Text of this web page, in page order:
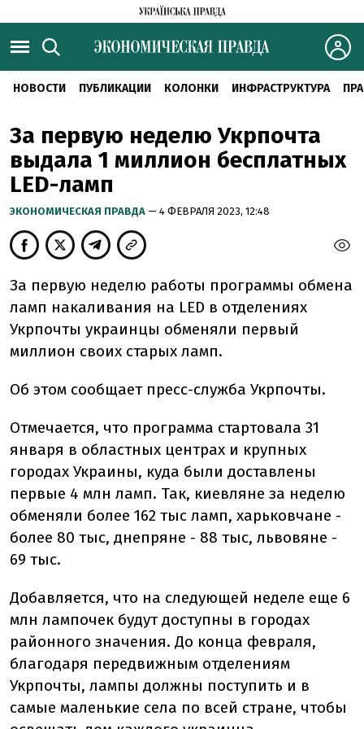
НОВОСТИ ПУБЛИКАЦИИ КОЛОНКИ ИНФРАСТРУКТУРА
За первую неделю Укрпочта
выдала 1 миллион бесплатных
LED-ламп
ЭКОНОМИЧЕСКАЯ ПРАВДА — 4 ФЕВРАЛЯ 2023, 12:48
За первую неделю работы программы обмена
ламп накаливания на LED в отделениях
Укрпочты украинцы обменяли первый
миллион своих старых ламп.
Об этом сообщает пресс-служба Укрпочты.
Отмечается, что программа стартовала 31
января в областных центрах и крупных
городах Украины, куда были доставлены
первые 4 млн ламп. Так, киевляне за неделю
обменяли более 162 тыс ламп, харьковчане -
более 80 тыс, днепряне - 88 тыс, львовяне -
69 тыс.
Добавляется, что на следующей неделе еще 6
млн лампочек будут доступны в городах
районного значения. До конца февраля,
благодаря передвижным отделениям
Укрпочты, лампы должны поступить и в
самые маленькие села по всей стране, чтобы